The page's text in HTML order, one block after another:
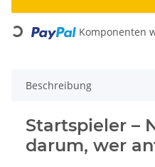
Loading... Komponenten
Beschreibung
Startspieler –
darum, wer